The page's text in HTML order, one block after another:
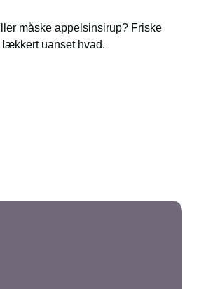
måske appelsinsirup? Friske
uanset hvad.